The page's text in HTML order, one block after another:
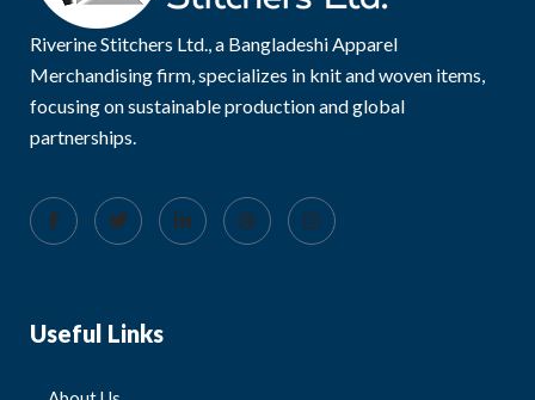
Riverine Stitchers Ltd., a Bangladeshi Apparel
Merchandising firm, specializes in knit and woven items,
focusing on sustainable production and global
partnerships.
Useful Links